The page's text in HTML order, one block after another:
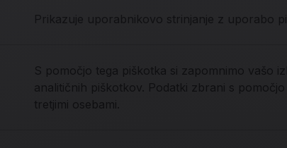
Prikazuje uporabnikovo strinjanje z uporabo
S pomočjo tega piškotka si zapomnimo vašo
analitičnih piškotkov. Podatki zbrani s
tretjimi osebami.